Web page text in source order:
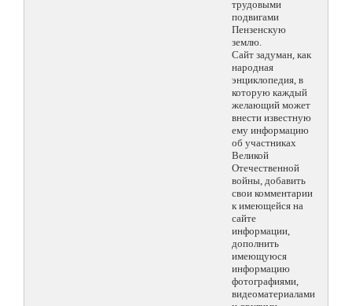
трудовыми
подвигами
Пензенскую
землю.
Сайт задуман, как
народная
энциклопедия, в
которую каждый
желающий может
внести известную
ему информацию
об участниках
Великой
Отечественной
войны, добавить
свои комментарии
к имеющейся на
сайте
информации,
дополнить
имеющуюся
информацию
фотографиями,
видеоматериалами